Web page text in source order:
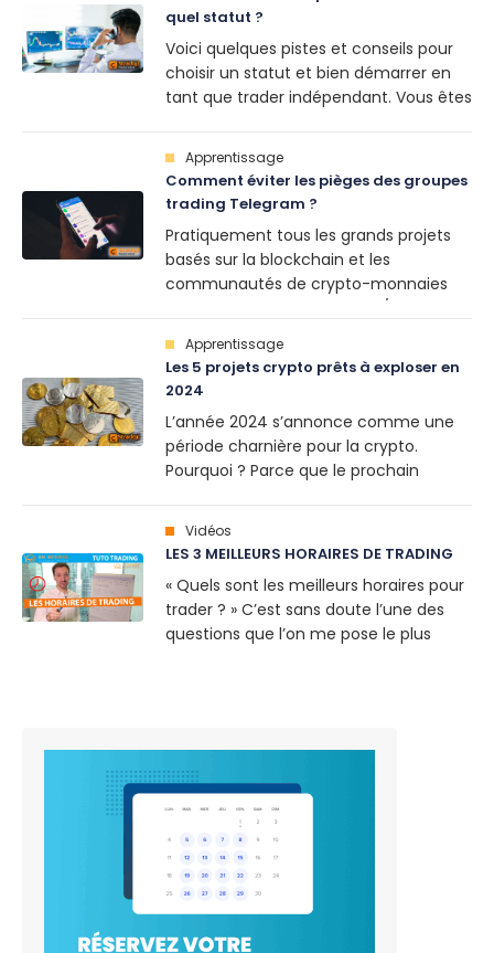
simple pour vous aider à [...]
quel statut ?
Voici quelques pistes et conseils pour
choisir un statut et bien démarrer en
tant que trader indépendant. Vous êtes
malheureusement pas conciliable
avec une activité à temps [...]
Apprentissage
Comment éviter les pièges des groupes
trading Telegram ?
Pratiquement tous les grands projets
basés sur la blockchain et les
communautés de crypto-monnaies
fait de Telegram un excellent outil pour
quiconque cherche à rafraîchir ses [...]
Apprentissage
Les 5 projets crypto prêts à exploser en
2024
L’année 2024 s’annonce comme une
période charnière pour la crypto.
Pourquoi ? Parce que le prochain
année, un événement qui,
historiquement, a toujours eu un
au-delà [...]
Vidéos
LES 3 MEILLEURS HORAIRES DE TRADING
« Quels sont les meilleurs horaires pour
trader ? » C’est sans doute l’une des
questions que l’on me pose le plus